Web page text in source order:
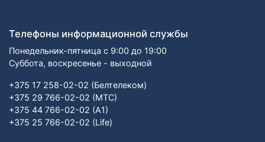
Телефоны информационной службы
Понедельник-пятница с 9:00 до 19:00
Суббота, воскресенье - выходной
+375 17 258-02-02 (Белтелеком)
+375 29 766-02-02 (МТС)
+375 44 766-02-02 (А1)
+375 25 766-02-02 (Life)